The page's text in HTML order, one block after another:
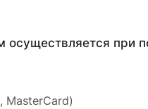
осуществляется при
MasterCard)